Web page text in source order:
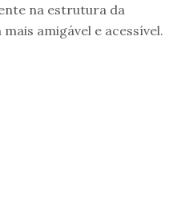
na estrutura da
amigável e acessível.